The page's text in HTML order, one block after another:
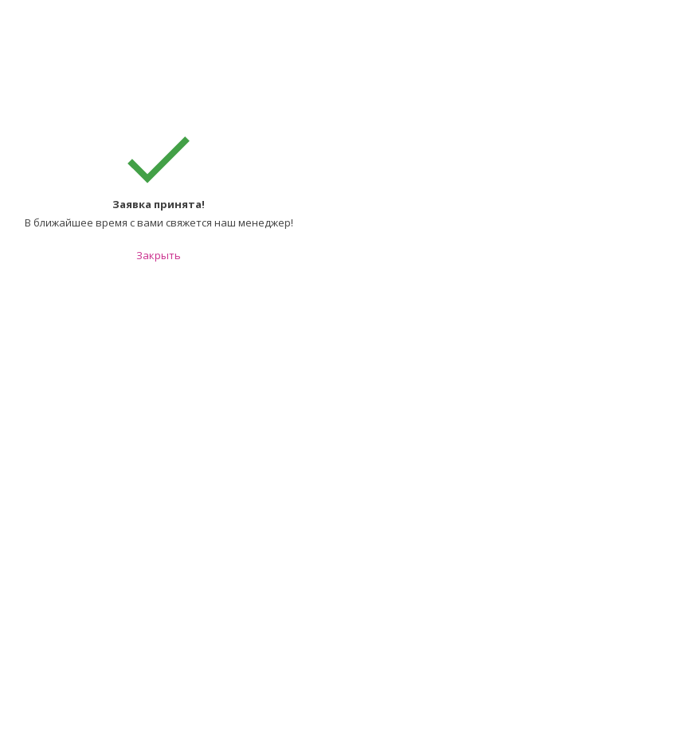
Заявка принята!
В ближайшее время с вами свяжется наш менеджер!
Закрыть